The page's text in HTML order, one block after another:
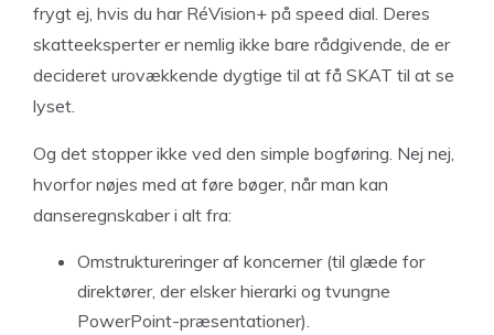
frygt ej, hvis du har RéVision+ på speed dial. Deres
skatteeksperter er nemlig ikke bare rådgivende, de er
decideret urovækkende dygtige til at få SKAT til at se
lyset.
Og det stopper ikke ved den simple bogføring. Nej nej,
hvorfor nøjes med at føre bøger, når man kan
danseregnskaber i alt fra:
Omstruktureringer af koncerner (til glæde for
direktører, der elsker hierarki og tvungne
PowerPoint-præsentationer).